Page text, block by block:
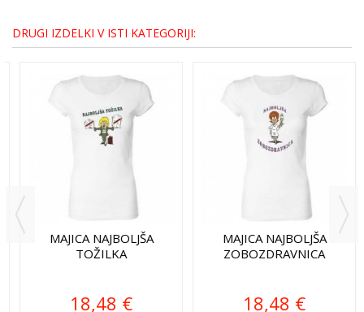
DRUGI IZDELKI V ISTI KATEGORIJI:
MAJICA NAJBOLJŠA
TOŽILKA
18,48 €
MAJICA NAJBOLJŠA
ZOBOZDRAVNICA
18,48 €